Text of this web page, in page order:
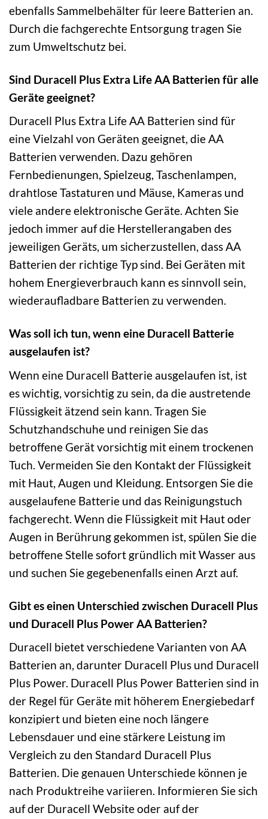
ebenfalls Sammelbehälter für leere Batterien an.
Durch die fachgerechte Entsorgung tragen Sie
zum Umweltschutz bei.
Sind Duracell Plus Extra Life AA Batterien für alle
Geräte geeignet?
Duracell Plus Extra Life AA Batterien sind für
eine Vielzahl von Geräten geeignet, die AA
Batterien verwenden. Dazu gehören
Fernbedienungen, Spielzeug, Taschenlampen,
drahtlose Tastaturen und Mäuse, Kameras und
viele andere elektronische Geräte. Achten Sie
jedoch immer auf die Herstellerangaben des
jeweiligen Geräts, um sicherzustellen, dass AA
Batterien der richtige Typ sind. Bei Geräten mit
hohem Energieverbrauch kann es sinnvoll sein,
wiederaufladbare Batterien zu verwenden.
Was soll ich tun, wenn eine Duracell Batterie
ausgelaufen ist?
Wenn eine Duracell Batterie ausgelaufen ist, ist
es wichtig, vorsichtig zu sein, da die austretende
Flüssigkeit ätzend sein kann. Tragen Sie
Schutzhandschuhe und reinigen Sie das
betroffene Gerät vorsichtig mit einem trockenen
Tuch. Vermeiden Sie den Kontakt der Flüssigkeit
mit Haut, Augen und Kleidung. Entsorgen Sie die
ausgelaufene Batterie und das Reinigungstuch
fachgerecht. Wenn die Flüssigkeit mit Haut oder
Augen in Berührung gekommen ist, spülen Sie die
betroffene Stelle sofort gründlich mit Wasser aus
und suchen Sie gegebenenfalls einen Arzt auf.
Gibt es einen Unterschied zwischen Duracell Plus
und Duracell Plus Power AA Batterien?
Duracell bietet verschiedene Varianten von AA
Batterien an, darunter Duracell Plus und Duracell
Plus Power. Duracell Plus Power Batterien sind in
der Regel für Geräte mit höherem Energiebedarf
konzipiert und bieten eine noch längere
Lebensdauer und eine stärkere Leistung im
Vergleich zu den Standard Duracell Plus
Batterien. Die genauen Unterschiede können je
nach Produktreihe variieren. Informieren Sie sich
auf der Duracell Website oder auf der